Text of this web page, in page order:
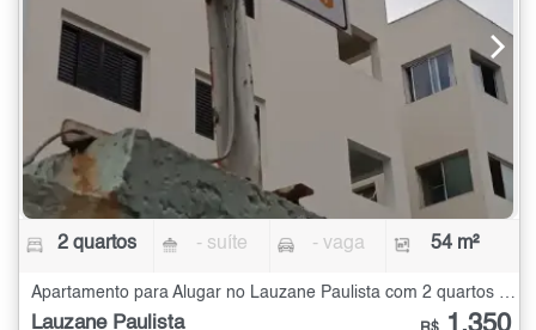
2 quartos - suíte - vaga 54 m²
Apartamento para Alugar no Lauzane Paulista com 2 quartos - 54 m²
Lauzane Paulista